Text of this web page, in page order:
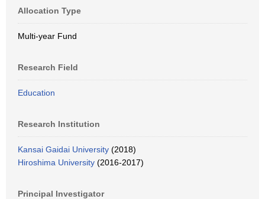
Allocation Type
Multi-year Fund
Research Field
Education
Research Institution
Kansai Gaidai University (2018)
Hiroshima University (2016-2017)
Principal Investigator